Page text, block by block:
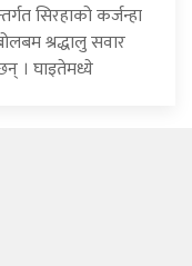
सिरहाको कर्जन्हा
श्रद्धालु सवार
। घाइतेमध्ये